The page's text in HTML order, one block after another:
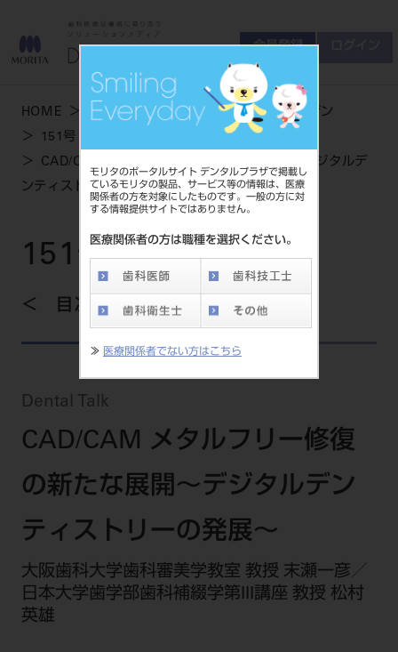
モリタのポータルサイト デンタルプラザで掲載し
ているモリタの製品、サービス等の情報は、医療
関係者の方を対象にしたものです。一般の方に対
する情報提供サイトではありません。
医療関係者の方は職種を選択ください。
≫ 医療関係者でない方はこちら
会員登録
HOME 学術・お役立ち情報
デンタルマガジン
151号 WINTER
CAD/CAM メタルフリー修復の新たな展開～デジタルデ
ンティストリーの発展～
151号 WINTER
目次を見る
Dental Talk
CAD/CAM メタルフリー修復
の新たな展開～デジタルデン
ティストリーの発展～
大阪歯科大学歯科審美学教室 教授 末瀬一彦／
日本大学歯学部歯科補綴学第III講座 教授 松村
英雄
お問い合わせ
商品について
セミナーについて
友の会について
ご開業について
会員登録 ログイン
製品情報トップ
製品カテゴリ
大型器械
チェア・ユニット関連
レーザー装置関連
その他設備機器
診療用材料
サポート情報
製品から探す
カテゴリーから探す
メーカーから探す
デジタル製品サポート
メールでのお問い合わせ
セミナー・イベント
全てのセミナー・イベント
全種別
歯科技工士
開業マニュアル
開業医インタビュー
歯科開業への道
モリタ友の会
有料会員のご案内
一般会員
学術・お役立ち情報
高齢者歯科